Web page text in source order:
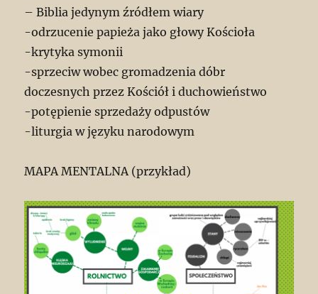
– Biblia jedynym źródłem wiary
-odrzucenie papieża jako głowy Kościoła
-krytyka symonii
-sprzeciw wobec gromadzenia dóbr
doczesnych przez Kościół i duchowieństwo
-potępienie sprzedaży odpustów
-liturgia w języku narodowym
MAPA MENTALNA (przykład)